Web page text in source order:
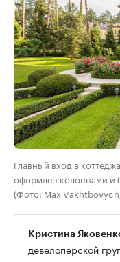
Главный вход в
оформлен колоннами и
(Фото: Max
Кристина
девелоперской